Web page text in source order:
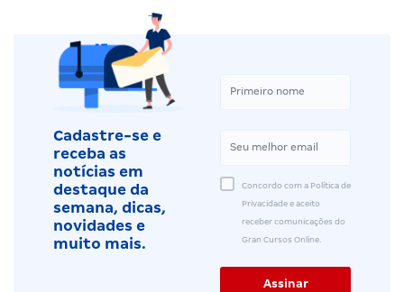
Cadastre-se e
receba as
notícias em
destaque da
semana, dicas,
novidades e
muito mais.
Concordo com a Política de
Privacidade e aceito
receber comunicações do
Gran Cursos Online.